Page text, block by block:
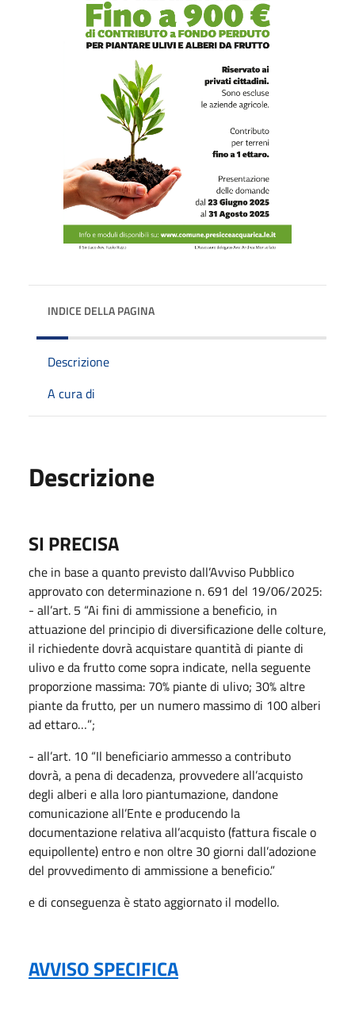
INDICE DELLA PAGINA
Descrizione
A cura di
Descrizione
SI PRECISA
che in base a quanto previsto dall’Avviso Pubblico
approvato con determinazione n. 691 del 19/06/2025:
- all’art. 5 “Ai fini di ammissione a beneficio, in
attuazione del principio di diversificazione delle colture,
il richiedente dovrà acquistare quantità di piante di
ulivo e da frutto come sopra indicate, nella seguente
proporzione massima: 70% piante di ulivo; 30% altre
piante da frutto, per un numero massimo di 100 alberi
ad ettaro…”;
- all’art. 10 “Il beneficiario ammesso a contributo
dovrà, a pena di decadenza, provvedere all’acquisto
degli alberi e alla loro piantumazione, dandone
comunicazione all’Ente e producendo la
documentazione relativa all’acquisto (fattura fiscale o
equipollente) entro e non oltre 30 giorni dall’adozione
del provvedimento di ammissione a beneficio.”
e di conseguenza è stato aggiornato il modello.
AVVISO SPECIFICA